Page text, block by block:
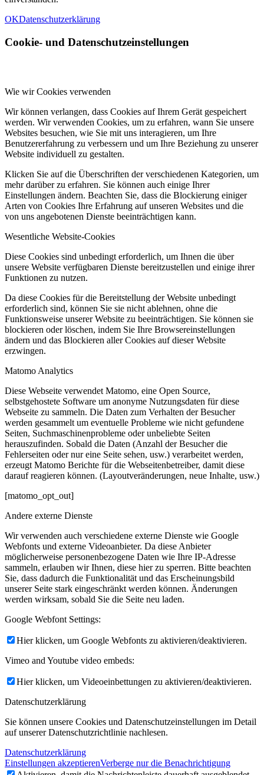
OKDatenschutzerklärung
Cookie- und Datenschutzeinstellungen
Wie wir Cookies verwenden
Wir können verlangen, dass Cookies auf Ihrem Gerät gespeichert
werden. Wir verwenden Cookies, um zu erfahren, wann Sie unsere
Websites besuchen, wie Sie mit uns interagieren, um Ihre
Benutzererfahrung zu verbessern und um Ihre Beziehung zu unserer
Website individuell zu gestalten.
Klicken Sie auf die Überschriften der verschiedenen Kategorien, um
mehr darüber zu erfahren. Sie können auch einige Ihrer
Einstellungen ändern. Beachten Sie, dass die Blockierung einiger
Arten von Cookies Ihre Erfahrung auf unseren Websites und die
von uns angebotenen Dienste beeinträchtigen kann.
Wesentliche Website-Cookies
Diese Cookies sind unbedingt erforderlich, um Ihnen die über
unsere Website verfügbaren Dienste bereitzustellen und einige ihrer
Funktionen zu nutzen.
Da diese Cookies für die Bereitstellung der Website unbedingt
erforderlich sind, können Sie sie nicht ablehnen, ohne die
Funktionsweise unserer Website zu beeinträchtigen. Sie können sie
blockieren oder löschen, indem Sie Ihre Browsereinstellungen
ändern und das Blockieren aller Cookies auf dieser Website
erzwingen.
Matomo Analytics
Diese Webseite verwendet Matomo, eine Open Source,
selbstgehostete Software um anonyme Nutzungsdaten für diese
Webseite zu sammeln. Die Daten zum Verhalten der Besucher
werden gesammelt um eventuelle Probleme wie nicht gefundene
Seiten, Suchmaschinenprobleme oder unbeliebte Seiten
herauszufinden. Sobald die Daten (Anzahl der Besucher die
Fehlerseiten oder nur eine Seite sehen, usw.) verarbeitet werden,
erzeugt Matomo Berichte für die Webseitenbetreiber, damit diese
darauf reagieren können. (Layoutveränderungen, neue Inhalte, usw.)
[matomo_opt_out]
Andere externe Dienste
Wir verwenden auch verschiedene externe Dienste wie Google
Webfonts und externe Videoanbieter. Da diese Anbieter
möglicherweise personenbezogene Daten wie Ihre IP-Adresse
sammeln, erlauben wir Ihnen, diese hier zu sperren. Bitte beachten
Sie, dass dadurch die Funktionalität und das Erscheinungsbild
unserer Seite stark eingeschränkt werden können. Änderungen
werden wirksam, sobald Sie die Seite neu laden.
Google Webfont Settings:
Hier klicken, um Google Webfonts zu aktivieren/deaktivieren.
Vimeo and Youtube video embeds:
Hier klicken, um Videoeinbettungen zu aktivieren/deaktivieren.
Datenschutzerklärung
Sie können unsere Cookies und Datenschutzeinstellungen im Detail
auf unserer Datenschutzrichtlinie nachlesen.
Datenschutzerklärung
Einstellungen akzeptierenVerberge nur die Benachrichtigung